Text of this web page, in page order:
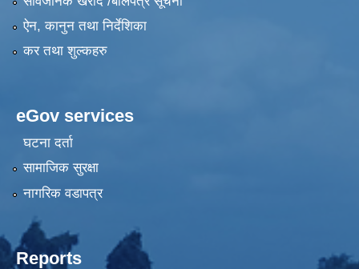
ऐन, कानुन तथा निर्देशिका
कर तथा शुल्कहरु
eGov services
घटना दर्ता
सामाजिक सुरक्षा
नागरिक वडापत्र
Reports